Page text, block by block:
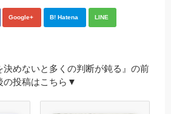
Google+ B! Hatena LINE
めないと多くの判断が鈍る』の前
の投稿はこちら▼